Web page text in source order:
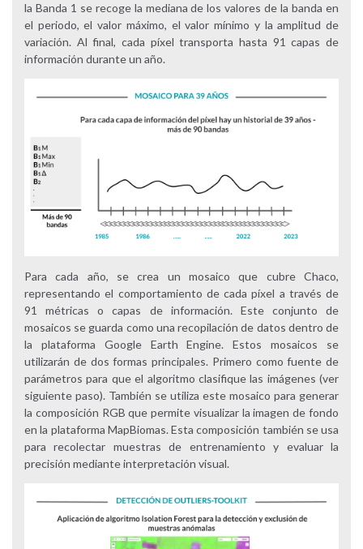
la Banda 1 se recoge la mediana de los valores de la banda en
el periodo, el valor máximo, el valor mínimo y la amplitud de
variación. Al final, cada píxel transporta hasta 91 capas de
información durante un año.
Para cada año, se crea un mosaico que cubre Chaco,
representando el comportamiento de cada píxel a través de
91 métricas o capas de información. Este conjunto de
mosaicos se guarda como una recopilación de datos dentro de
la plataforma Google Earth Engine. Estos mosaicos se
utilizarán de dos formas principales. Primero como fuente de
parámetros para que el algoritmo clasifique las imágenes (ver
siguiente paso). También se utiliza este mosaico para generar
la composición RGB que permite visualizar la imagen de fondo
en la plataforma MapBiomas. Esta composición también se usa
para recolectar muestras de entrenamiento y evaluar la
precisión mediante interpretación visual.